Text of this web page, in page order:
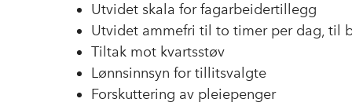
Utvidet skala for fagarbeidertillegg
Utvidet ammefri til to timer per dag, til
Tiltak mot kvartsstøv
Lønnsinnsyn for tillitsvalgte
Forskuttering av pleiepenger